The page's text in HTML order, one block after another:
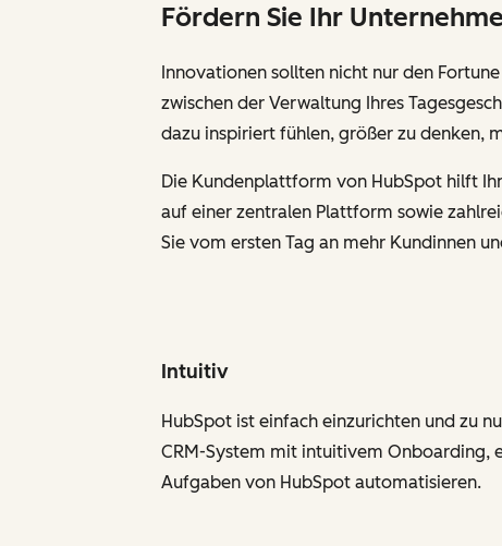
Fördern Sie Ihr
Innovationen sollten nicht nur den
zwischen der Verwaltung Ihres
dazu inspiriert fühlen, größer zu denken,
Die Kundenplattform von HubSpot hilft
auf einer zentralen Plattform sowie
Sie vom ersten Tag an mehr Kundinnen
Intuitiv
HubSpot ist einfach einzurichten und zu
CRM-System mit intuitivem Onboarding,
Aufgaben von HubSpot automatisieren.